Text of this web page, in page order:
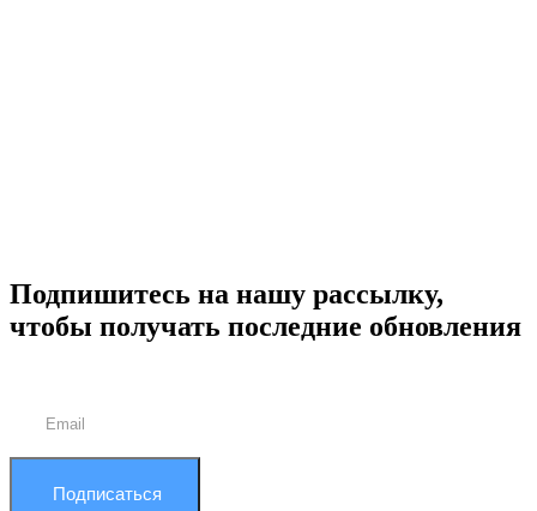
Подпишитесь на нашу рассылку,
чтобы получать последние обновления
Подписаться